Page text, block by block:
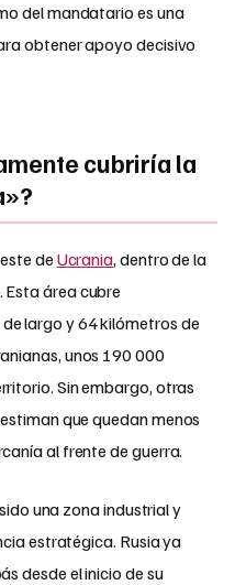
del mandatario es una
obtener apoyo decisivo
cubriría la
deUcrania, dentro de la
área cubre
largo y 64 kilómetros de
unos 190 000
Sin embargo, otras
que quedan menos
al frente de guerra.
una zona industrial y
estratégica. Rusia ya
desde el inicio de su